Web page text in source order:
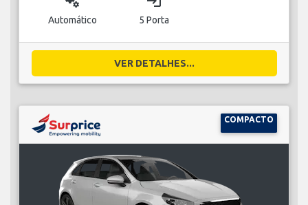
Automático 5 Porta
VER DETALHES...
COMPACTO